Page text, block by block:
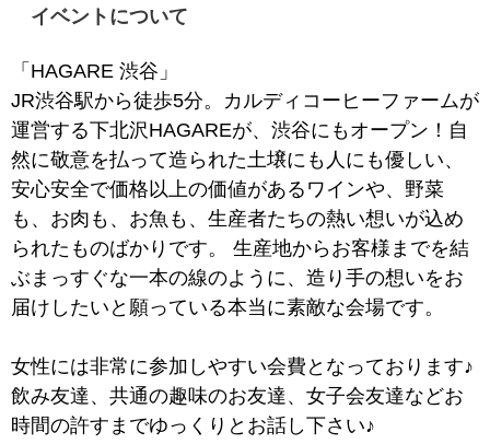
イベントについて
「HAGARE 渋谷」
JR渋谷駅から徒歩5分。カルディコーヒーファームが
運営する下北沢HAGAREが、渋谷にもオープン！自
然に敬意を払って造られた土壌にも人にも優しい、
安心安全で価格以上の価値があるワインや、野菜
も、お肉も、お魚も、生産者たちの熱い想いが込め
られたものばかりです。 生産地からお客様までを結
ぶまっすぐな一本の線のように、造り手の想いをお
届けしたいと願っている本当に素敵な会場です。
女性には非常に参加しやすい会費となっております♪
飲み友達、共通の趣味のお友達、女子会友達などお
時間の許すまでゆっくりとお話し下さい♪